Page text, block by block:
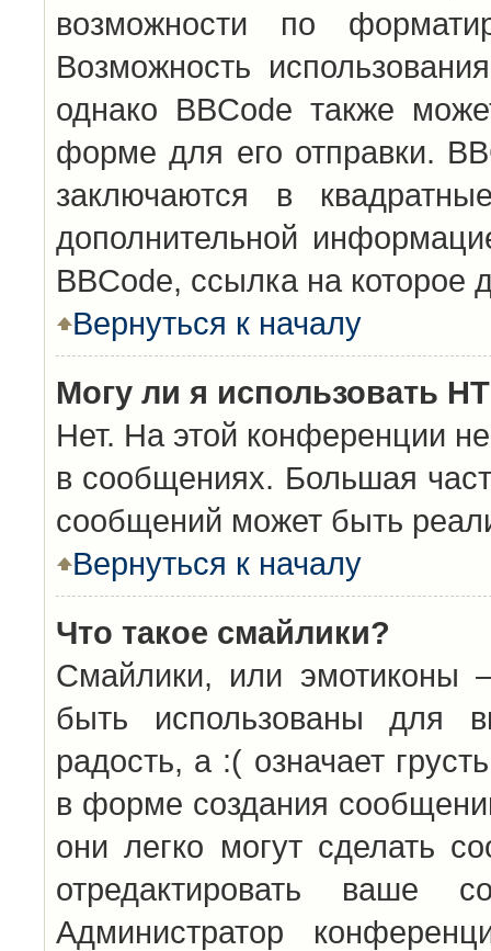
возможности по
Возможность
однако BBCode также
форме для его отправки.
заключаются в
дополнительной
BBCode, ссылка на
Вернуться к началу
Могу ли я использовать
Нет. На этой конференции
в сообщениях. Большая
сообщений может быть
Вернуться к началу
Что такое смайлики?
Смайлики, или эмотиконы
быть использованы для
радость, а :( означает
в форме создания
они легко могут сделать
отредактировать ваше
Администратор